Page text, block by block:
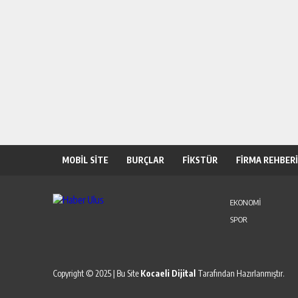
MOBİL SİTE BURÇLAR FİKSTÜR FİRMA REHBERİ
EKONOMİ
SPOR
Copyright © 2025 | Bu Site Kocaeli Dijital Tarafından Hazırlanmıştır.